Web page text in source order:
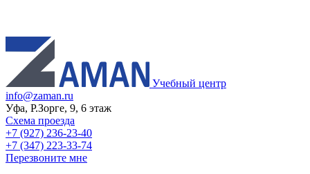
Учебный центр
info@zaman.ru
Уфа, Р.Зорге, 9, 6 этаж
Схема проезда
+7 (927) 236-23-40
+7 (347) 223-33-74
Перезвоните мне